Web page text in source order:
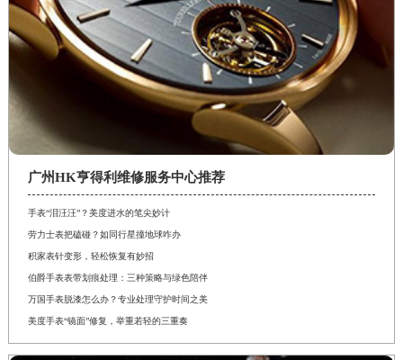
广州HK亨得利维修服务中心推荐
手表“泪汪汪”？美度进水的笔尖妙计
劳力士表把磕碰？如同行星撞地球咋办
积家表针变形，轻松恢复有妙招
伯爵手表表带划痕处理：三种策略与绿色陪伴
万国手表脱漆怎么办？专业处理守护时间之美
美度手表“镜面”修复，举重若轻的三重奏